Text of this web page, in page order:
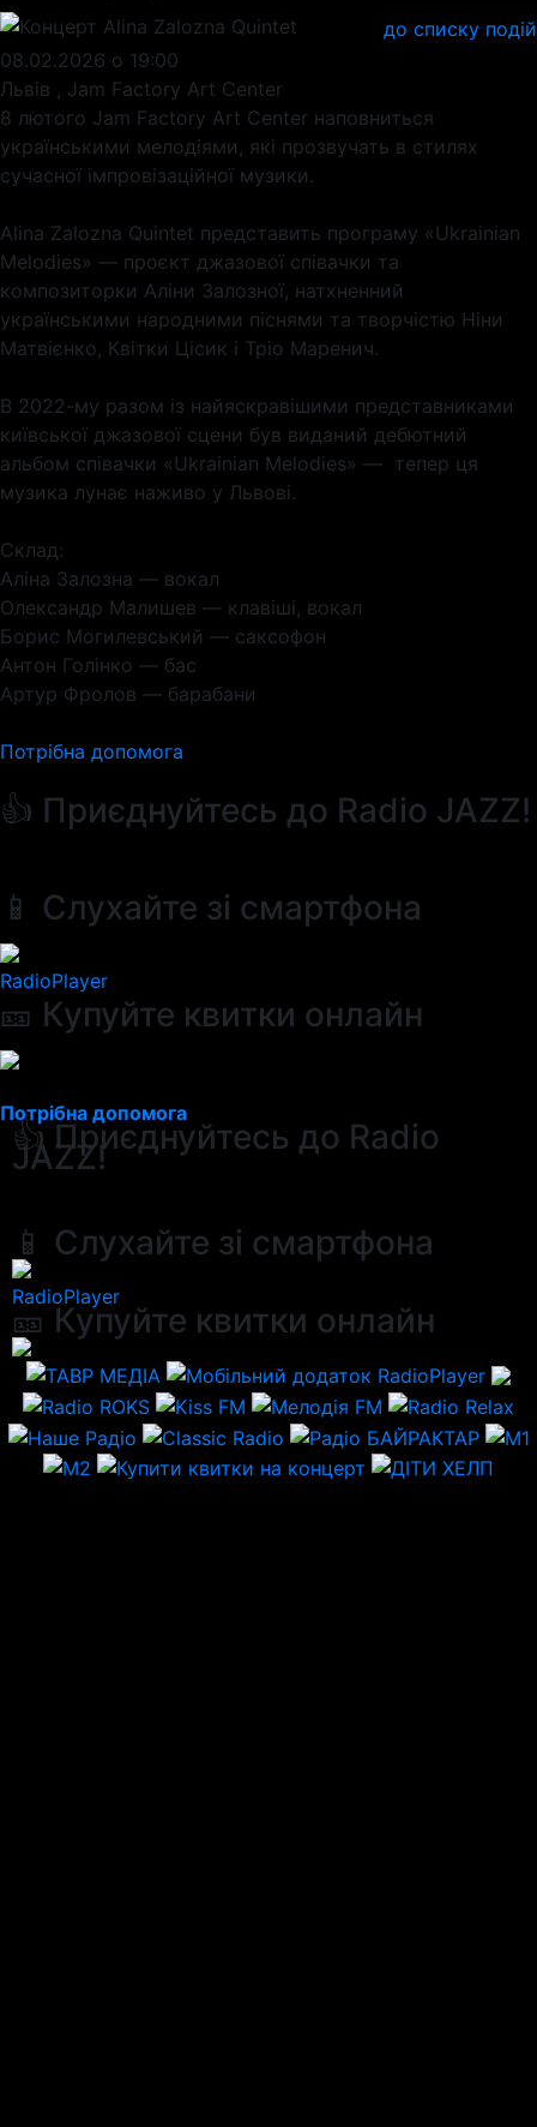
до списку подій
08.02.2026 о 19:00
Львів , Jam Factory Art Center
8 лютого Jam Factory Art Center наповниться
українськими мелодіями, які прозвучать в стилях
сучасної імпровізаційної музики.
Alina Zalozna Quintet представить програму «Ukrainian
Melodies» — проєкт джазової співачки та
композиторки Аліни Залозної, натхненний
українськими народними піснями та творчістю Ніни
Матвієнко, Квітки Цісик і Тріо Маренич.
В 2022-му разом із найяскравішими представниками
київської джазової сцени був виданий дебютний
альбом співачки «Ukrainian Melodies» — тепер ця
музика лунає наживо у Львові.
Склад:
Аліна Залозна — вокал
Олександр Малишев — клавіші, вокал
Борис Могилевський — саксофон
Антон Голінко — бас
Артур Фролов — барабани
Потрібна допомога
👍 Приєднуйтесь до Radio JAZZ!
📱 Слухайте зі смартфона
RadioPlayer
🎫 Купуйте квитки онлайн
Потрібна допомога
👍 Приєднуйтесь до Radio
JAZZ!
📱 Слухайте зі смартфона
RadioPlayer
🎫 Купуйте квитки онлайн